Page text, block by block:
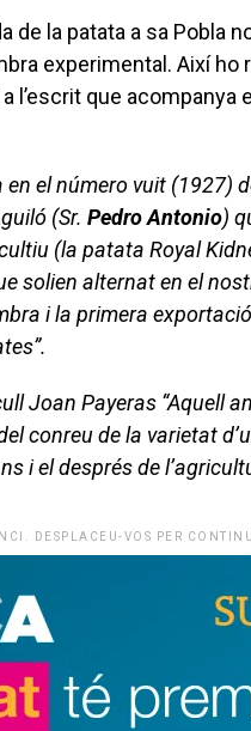
de la patata a sa Pobla
experimental. Així ho
a l’escrit que acompanya
el número vuit (1927)
(Sr. Pedro Antonio)
(la patata Royal
solien alternat en el
i la primera
Joan Payeras “Aquell
conreu de la varietat
i el després de
DESPLACEU-VOS PER